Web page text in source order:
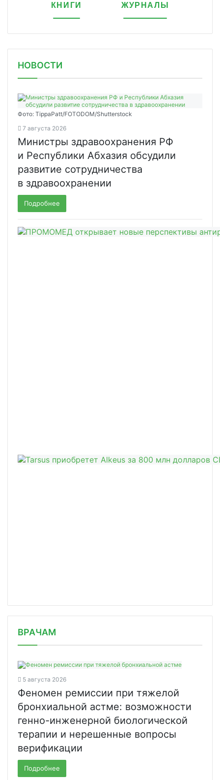
КНИГИ ЖУРНАЛЫ
НОВОСТИ
Фото: TippaPatt/FOTODOM/Shutterstock
7 августа 2026
Министры здравоохранения РФ
и Республики Абхазия обсудили
развитие сотрудничества
в здравоохранении
Подробнее
ВРАЧАМ
5 августа 2026
Феномен ремиссии при тяжелой
бронхиальной астме: возможности
генно-инженерной биологической
терапии и нерешенные вопросы
верификации
Подробнее